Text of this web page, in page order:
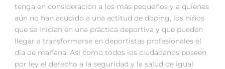
tenga en consideración a los más pequeños y a quienes
aún no han acudido a una actitud de doping, los niños
que se inician en una práctica deportiva y que pueden
llegar a transformarse en deportistas profesionales el
día de mañana. Así como todos los ciudadanos poseen
por ley el derecho a la seguridad y la salud de igual